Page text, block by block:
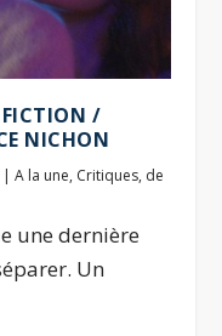
FICTION /
NICHON
|A la une, Critiques, de
une dernière
Un